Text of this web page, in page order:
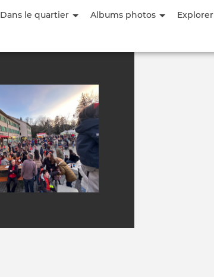
Dans le quartier Albums photos Explorer